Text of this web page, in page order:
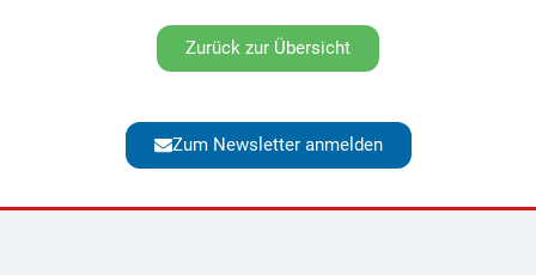
Zurück zur Übersicht
Zum Newsletter anmelden